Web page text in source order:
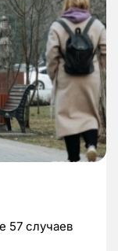
57 случаев